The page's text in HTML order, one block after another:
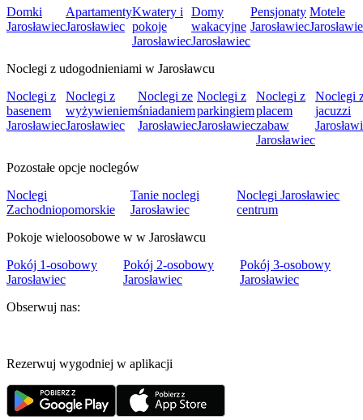
Domki
Jarosławiec
Apartamenty
Jarosławiec
Kwatery i
pokoje
Jarosławiec
Domy
wakacyjne
Jarosławiec
Pensjonaty
Jarosławiec
Motele
Noclegi z udogodnieniami w Jarosławcu
Noclegi z
basenem
Jarosławiec
Noclegi z
wyżywieniem
Jarosławiec
Noclegi ze
śniadaniem
Jarosławiec
Noclegi z
parkingiem
Jarosławiec
Noclegi z
placem
zabaw
Jarosławiec
Noclegi
jacuzzi
Pozostałe opcje noclegów
Noclegi
Zachodniopomorskie
Tanie noclegi
Jarosławiec
Noclegi Jarosławiec
centrum
Pokoje wieloosobowe w w Jarosławcu
Pokój 1-osobowy
Jarosławiec
Pokój 2-osobowy
Jarosławiec
Pokój 3-osobowy
Jarosławiec
Obserwuj nas:
Rezerwuj wygodniej w aplikacji